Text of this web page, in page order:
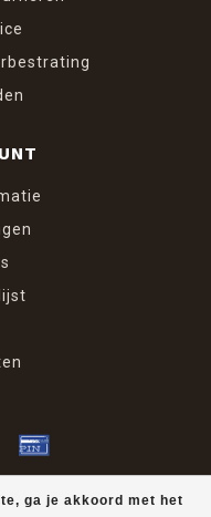
ga je akkoord met het
Sierbestrating